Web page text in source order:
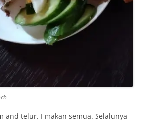
and telur. I makan semua. Selalunya